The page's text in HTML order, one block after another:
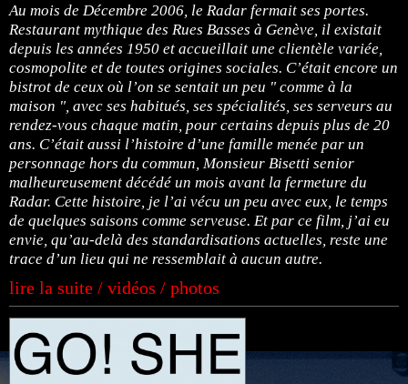
Au mois de Décembre 2006, le Radar fermait ses portes.
Restaurant mythique des Rues Basses à Genève, il existait
depuis les années 1950 et accueillait une clientèle variée,
cosmopolite et de toutes origines sociales. C’était encore un
bistrot de ceux où l’on se sentait un peu " comme à la
maison ", avec ses habitués, ses spécialités, ses serveurs au
rendez-vous chaque matin, pour certains depuis plus de 20
ans. C’était aussi l’histoire d’une famille menée par un
personnage hors du commun, Monsieur Bisetti senior
malheureusement décédé un mois avant la fermeture du
Radar. Cette histoire, je l’ai vécu un peu avec eux, le temps
de quelques saisons comme serveuse. Et par ce film, j’ai eu
envie, qu’au-delà des standardisations actuelles, reste une
trace d’un lieu qui ne ressemblait à aucun autre.
lire la suite / vidéos / photos